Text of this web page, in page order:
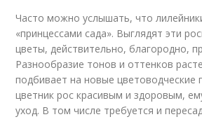
Часто можно услышать, что
«принцессами сада». Выглядят эти
цветы, действительно, благородно,
Разнообразие тонов и оттенков
подбивает на новые цветоводческие
цветник рос красивым и здоровым,
уход. В том числе требуется и